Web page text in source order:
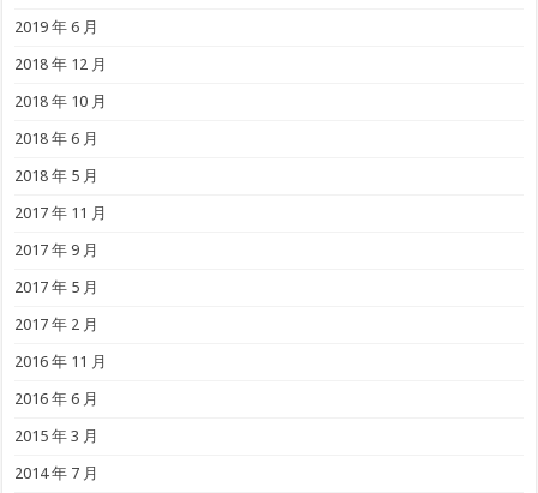
2019 年 6 月
2018 年 12 月
2018 年 10 月
2018 年 6 月
2018 年 5 月
2017 年 11 月
2017 年 9 月
2017 年 5 月
2017 年 2 月
2016 年 11 月
2016 年 6 月
2015 年 3 月
2014 年 7 月